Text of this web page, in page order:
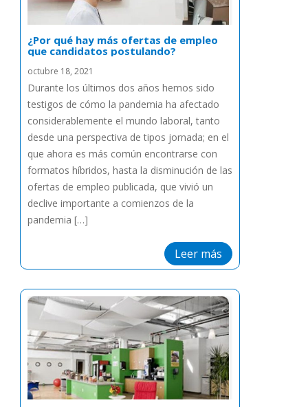
¿Por qué hay más ofertas de empleo
que candidatos postulando?
octubre 18, 2021
Durante los últimos dos años hemos sido
testigos de cómo la pandemia ha afectado
considerablemente el mundo laboral, tanto
desde una perspectiva de tipos jornada; en el
que ahora es más común encontrarse con
formatos híbridos, hasta la disminución de las
ofertas de empleo publicada, que vivió un
declive importante a comienzos de la
pandemia […]
Leer más